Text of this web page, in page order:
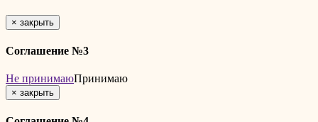
× закрыть
Соглашение №3
Не принимаюПринимаю
× закрыть